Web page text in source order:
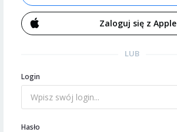
Zaloguj się z Apple
LUB
Login
Hasło